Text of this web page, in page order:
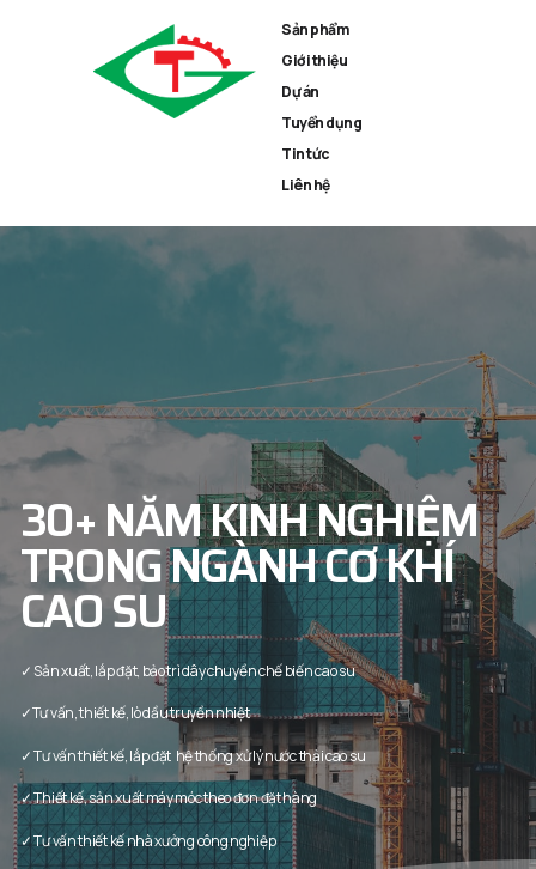
Sản phẩm
Giới thiệu
Dự án
Tuyển dụng
Tin tức
Liên hệ
30+ NĂM KINH NGHIỆM
TRONG NGÀNH CƠ KHÍ
CAO SU
✓ Sản xuất, lắp đặt, bảo trì dây chuyền chế biến cao su
✓Tư vấn, thiết kế, lò dầu truyền nhiệt
✓ Tư vấn thiết kế, lắp đặt hệ thống xử lý nước thải cao su
✓ Thiết kế, sản xuất máy móc theo đơn đặt hàng
✓ Tư vấn thiết kế nhà xưởng công nghiệp